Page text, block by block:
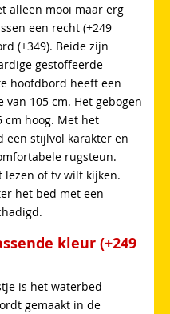
alleen mooi maar erg
een recht (+249
(+349). Beide zijn
gestoffeerde
hoofdbord heeft een
van 105 cm. Het gebogen
cm hoog. Met het
een stijlvol karakter en
rugsteun.
lezen of tv wilt kijken.
het bed met een
kleur (+249
is het waterbed
gemaakt in de